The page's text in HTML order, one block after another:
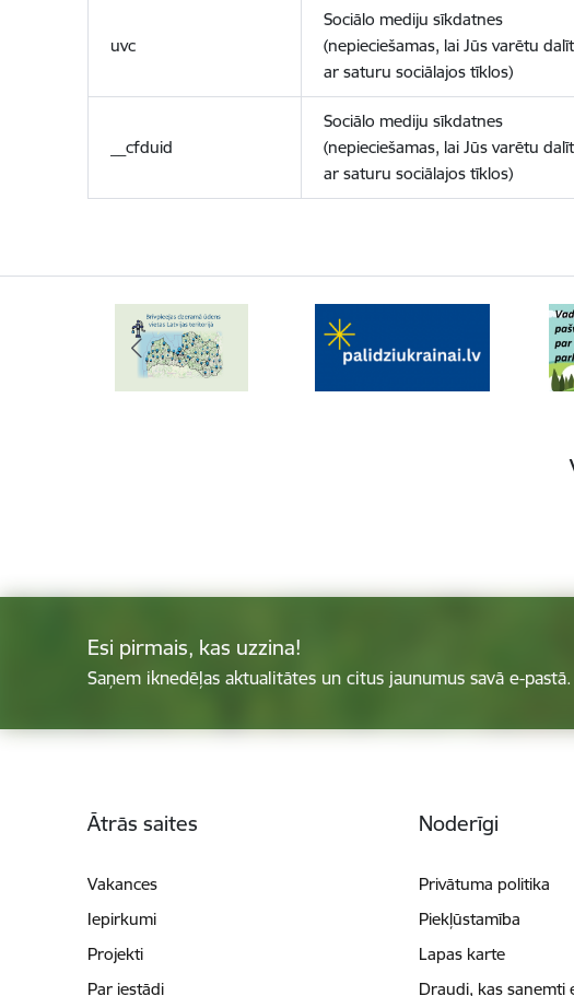
uvc
Sociālo mediju sīkdatnes
(nepieciešamas, lai Jūs varētu
ar saturu sociālajos tīklos)
__cfduid
Sociālo mediju sīkdatnes
(nepieciešamas, lai Jūs varētu
ar saturu sociālajos tīklos)
Esi pirmais, kas uzzina!
Saņem iknedēļas aktualitātes un citus jaunumus savā e-pastā.
Ātrās saites
Vakances
Iepirkumi
Projekti
Par iestādi
Noderīgi
Privātuma politika
Piekļūstamība
Lapas karte
Draudi, kas saņemti